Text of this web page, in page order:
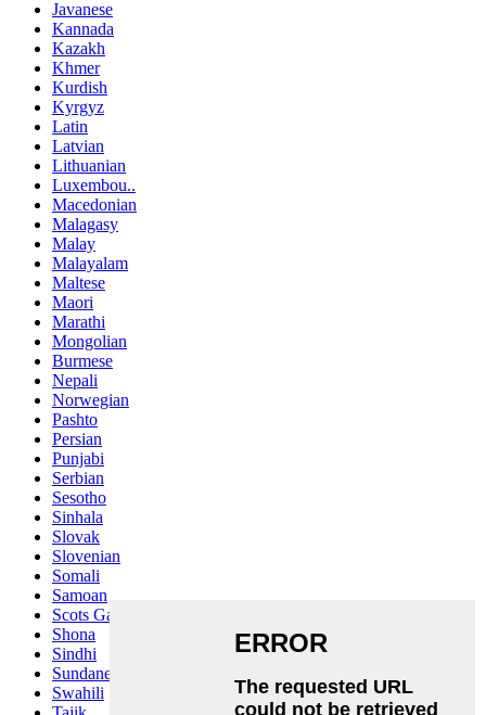
Javanese
Kannada
Kazakh
Khmer
Kurdish
Kyrgyz
Latin
Latvian
Lithuanian
Luxembou..
Macedonian
Malagasy
Malay
Malayalam
Maltese
Maori
Marathi
Mongolian
Burmese
Nepali
Norwegian
Pashto
Persian
Punjabi
Serbian
Sesotho
Sinhala
Slovak
Slovenian
Somali
Samoan
Scots Gaelic
Shona
Sindhi
Sundanese
Swahili